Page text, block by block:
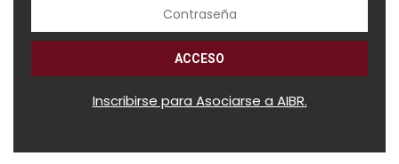
Inscribirse para Asociarse a AIBR.